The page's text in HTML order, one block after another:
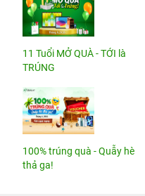
11 Tuổi MỞ QUÀ - TỚI là
TRÚNG
100% trúng quà - Quẫy hè
thả ga!